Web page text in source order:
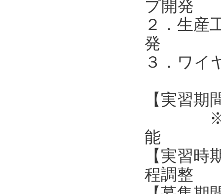
プ開発
２．生産
発
３．ワイ
【実習
※イン
能
【実習
程調整